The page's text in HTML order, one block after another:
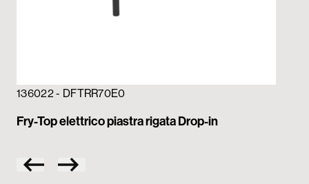
136022 - DFTRR70E0
Fry-Top elettrico piastra rigata Drop-in